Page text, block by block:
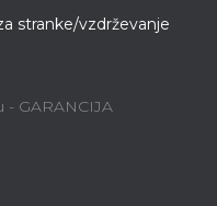
stranke/vzdrževanje
GARANCIJA